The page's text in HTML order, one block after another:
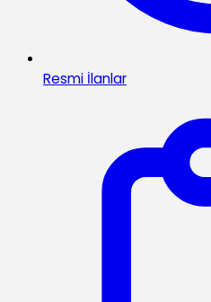
Resmi İlanlar